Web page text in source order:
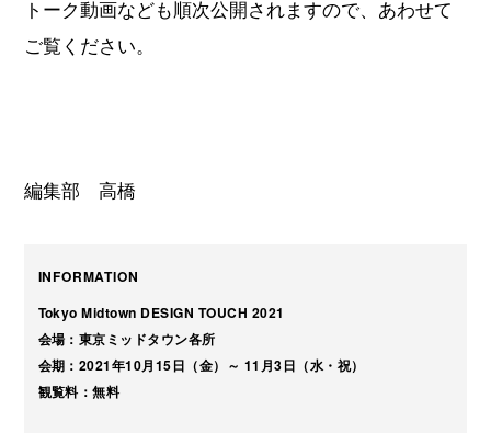
トーク動画なども順次公開されますので、あわせて
ご覧ください。
編集部 高橋
INFORMATION
Tokyo Midtown DESIGN TOUCH 2021
会場：東京ミッドタウン各所
会期：2021年10月15日（金）～ 11月3日（水・祝）
観覧料：無料